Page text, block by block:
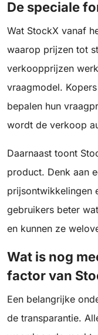
De speciale
Wat StockX vanaf
waarop prijzen tot
verkoopprijzen
vraagmodel.
bepalen hun
wordt de verkoop
Daarnaast toont
product. Denk aan
prijsontwikkelingen
gebruikers beter
en kunnen ze
Wat is nog
factor van
Een belangrijke
de transparantie.